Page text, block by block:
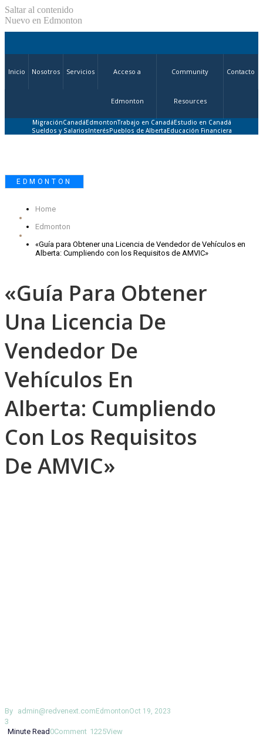
Saltar al contenido
Nuevo en Edmonton
Inicio Nosotros Servicios Acceso a
Edmonton
Community
Resources
Contacto
MigraciónCanadáEdmontonTrabajo en CanadáEstudio en Canadá
Sueldos y SalariosInterésPueblos de AlbertaEducación Financiera
EDMONTON
Home
Edmonton
«Guía para Obtener una Licencia de Vendedor de Vehículos en
Alberta: Cumpliendo con los Requisitos de AMVIC»
«Guía Para Obtener
Una Licencia De
Vendedor De
Vehículos En
Alberta: Cumpliendo
Con Los Requisitos
De AMVIC»
By admin@redvenext.com EdmontonOct 19, 2023
3
Minute Read 0Comment 1225View